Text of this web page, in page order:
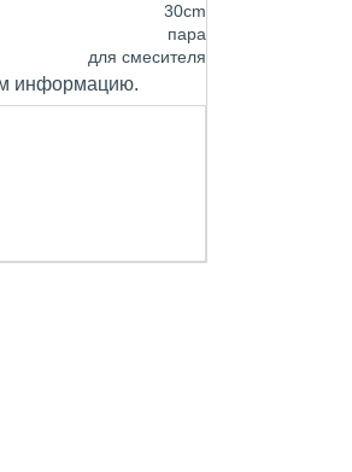
30cm
пара
для смесителя
информацию.